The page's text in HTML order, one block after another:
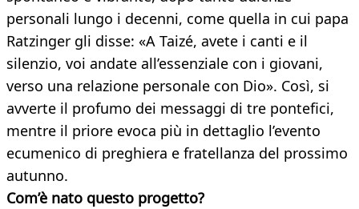
personali lungo i decenni, come quella in cui papa
Ratzinger gli disse: «A Taizé, avete i canti e il
silenzio, voi andate all’essenziale con i giovani,
verso una relazione personale con Dio». Così, si
avverte il profumo dei messaggi di tre pontefici,
mentre il priore evoca più in dettaglio l’evento
ecumenico di preghiera e fratellanza del prossimo
autunno.
Com’è nato questo progetto?